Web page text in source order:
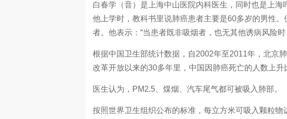
白春学（音）是上海中山医院内科医生，同时也是上
他上学时，教科书里说肺癌患者主要是60多岁的男性
者。他表示：“当患者既非吸烟者，也无其他诱病风险
根据中国卫生部统计数据，自2002年至2011年，北京
改革开放以来的30多年里，中国因肺癌死亡的人数上升
医生认为，PM2.5、煤烟、汽车尾气都可被吸入肺部。
按照世界卫生组织公布的标准，每立方米可吸入颗粒物